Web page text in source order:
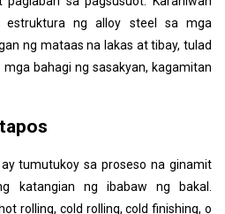
estruktura ng alloy steel sa mga
ng mataas na lakas at tibay, tulad
bahagi ng sasakyan, kagamitan
tumutukoy sa proseso na ginamit
katangian ng ibabaw ng bakal.
rolling, cold rolling, cold finishing, o